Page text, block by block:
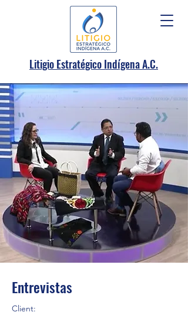
Litigio Estratégico Indígena A.C.
Entrevistas
Client: